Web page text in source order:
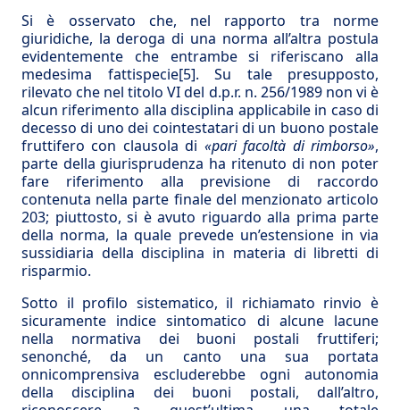
Si è osservato che, nel rapporto tra norme
giuridiche, la deroga di una norma all’altra postula
evidentemente che entrambe si riferiscano alla
medesima fattispecie[5]. Su tale presupposto,
rilevato che nel titolo VI del d.p.r. n. 256/1989 non vi è
alcun riferimento alla disciplina applicabile in caso di
decesso di uno dei cointestatari di un buono postale
fruttifero con clausola di «pari facoltà di rimborso»,
parte della giurisprudenza ha ritenuto di non poter
fare riferimento alla previsione di raccordo
contenuta nella parte finale del menzionato articolo
203; piuttosto, si è avuto riguardo alla prima parte
della norma, la quale prevede un’estensione in via
sussidiaria della disciplina in materia di libretti di
risparmio.
Sotto il profilo sistematico, il richiamato rinvio è
sicuramente indice sintomatico di alcune lacune
nella normativa dei buoni postali fruttiferi;
senonché, da un canto una sua portata
onnicomprensiva escluderebbe ogni autonomia
della disciplina dei buoni postali, dall’altro,